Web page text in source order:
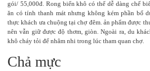
gói/ 55,000đ. Rong biển khô có thể dễ dàng chế
ăn có tính thanh mát nhưng không kém phần bổ
thực khách ưa chuộng tại chợ đêm. ản phẩm được
nên vẫn giữ được độ thơm, giòn. Ngoài ra, du
khô cháy tỏi để nhâm nhi trong lúc tham quan chợ.
Chả mực